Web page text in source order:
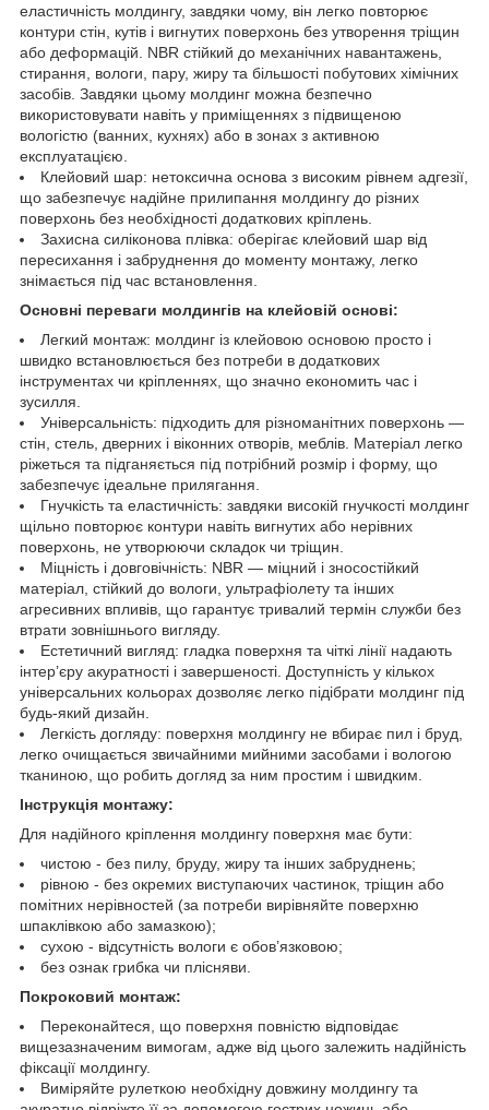
еластичність молдингу, завдяки чому, він легко повторює
контури стін, кутів і вигнутих поверхонь без утворення тріщин
або деформацій. NBR стійкий до механічних навантажень,
стирання, вологи, пару, жиру та більшості побутових хімічних
засобів. Завдяки цьому молдинг можна безпечно
використовувати навіть у приміщеннях з підвищеною
вологістю (ванних, кухнях) або в зонах з активною
експлуатацією.
Клейовий шар: нетоксична основа з високим рівнем адгезії,
що забезпечує надійне прилипання молдингу до різних
поверхонь без необхідності додаткових кріплень.
Захисна силіконова плівка: оберігає клейовий шар від
пересихання і забруднення до моменту монтажу, легко
знімається під час встановлення.
Основні переваги молдингів на клейовій основі:
Легкий монтаж: молдинг із клейовою основою просто і
швидко встановлюється без потреби в додаткових
інструментах чи кріпленнях, що значно економить час і
зусилля.
Універсальність: підходить для різноманітних поверхонь —
стін, стель, дверних і віконних отворів, меблів. Матеріал легко
ріжеться та підганяється під потрібний розмір і форму, що
забезпечує ідеальне прилягання.
Гнучкість та еластичність: завдяки високій гнучкості молдинг
щільно повторює контури навіть вигнутих або нерівних
поверхонь, не утворюючи складок чи тріщин.
Міцність і довговічність: NBR — міцний і зносостійкий
матеріал, стійкий до вологи, ультрафіолету та інших
агресивних впливів, що гарантує тривалий термін служби без
втрати зовнішнього вигляду.
Естетичний вигляд: гладка поверхня та чіткі лінії надають
інтер’єру акуратності і завершеності. Доступність у кількох
універсальних кольорах дозволяє легко підібрати молдинг під
будь-який дизайн.
Легкість догляду: поверхня молдингу не вбирає пил і бруд,
легко очищається звичайними мийними засобами і вологою
тканиною, що робить догляд за ним простим і швидким.
Інструкція монтажу:
Для надійного кріплення молдингу поверхня має бути:
чистою - без пилу, бруду, жиру та інших забруднень;
рівною - без окремих виступаючих частинок, тріщин або
помітних нерівностей (за потреби вирівняйте поверхню
шпаклівкою або замазкою);
сухою - відсутність вологи є обов’язковою;
без ознак грибка чи плісняви.
Покроковий монтаж:
Переконайтеся, що поверхня повністю відповідає
вищезазначеним вимогам, адже від цього залежить надійність
фіксації молдингу.
Виміряйте рулеткою необхідну довжину молдингу та